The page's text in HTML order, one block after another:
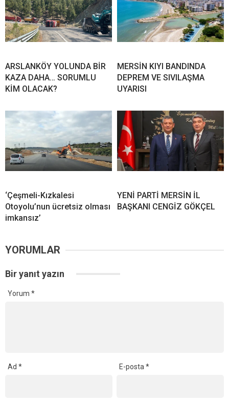
ARSLANKÖY YOLUNDA BİR
KAZA DAHA… SORUMLU
KİM OLACAK?
MERSİN KIYI BANDINDA
DEPREM VE SIVILAŞMA
UYARISI
‘Çeşmeli-Kızkalesi
Otoyolu’nun ücretsiz olması
imkansız’
YENİ PARTİ MERSİN İL
BAŞKANI CENGİZ GÖKÇEL
YORUMLAR
Bir yanıt yazın
Yorum *
Ad * E-posta*